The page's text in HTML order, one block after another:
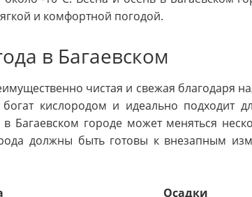
и комфортной погодой.
в Багаевском
чистая и свежая благодаря
кислородом и идеально подходит
Багаевском городе может меняться
должны быть готовы к внезапным
Осадки